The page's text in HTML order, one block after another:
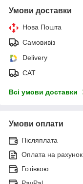
Умови доставки
Нова Пошта
Самовивіз
Delivery
САТ
Всі умови доставки
Умови оплати
Післяплата
Оплата на рахунок
Готівкою